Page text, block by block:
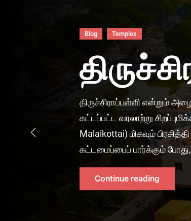
Blog Temples
திருச்சிராப்பள்ளி என்றும்
கட்டப்பட்ட வரலாற்று
Malaikottai) மிகவும்
கட்டமைப்பைப் பார்க்கும் போது,
Continue reading